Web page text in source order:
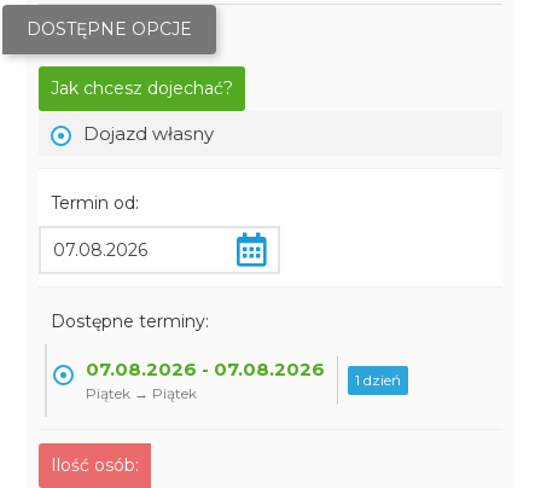
DOSTĘPNE OPCJE
Jak chcesz dojechać?
Dojazd własny
Termin od:
Dostępne terminy:
07.08.2026 - 07.08.2026
Piątek → Piątek
1 dzień
Ilość osób: